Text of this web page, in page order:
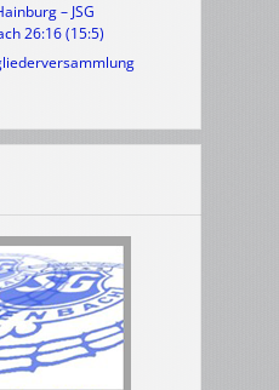
– JSG
26:16 (15:5)